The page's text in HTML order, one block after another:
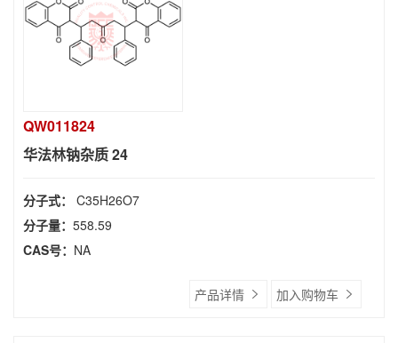
QW011824
华法林钠杂质 24
分子式： C35H26O7
分子量： 558.59
CAS号： NA
产品详情 加入购物车